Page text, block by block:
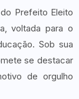
Prefeito Eleito
voltada para o
Sob sua
se destacar
de orgulho